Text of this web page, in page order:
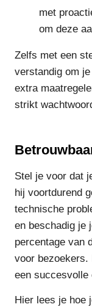
met
om deze
Zelfs met een
verstandig om
extra
strikt
Stel je voor dat
hij voortdurend
technische
en beschadig je
percentage van
voor bezoekers.
een succesvolle
Hier lees je hoe